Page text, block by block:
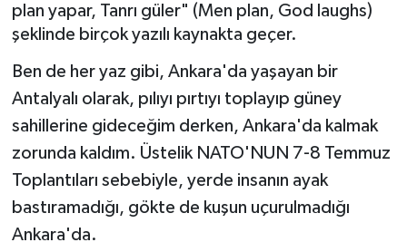
plan yapar, Tanrı güler" (Men plan, God laughs)
şeklinde birçok yazılı kaynakta geçer.
Ben de her yaz gibi, Ankara'da yaşayan bir
Antalyalı olarak, pılıyı pırtıyı toplayıp güney
sahillerine gideceğim derken, Ankara'da kalmak
zorunda kaldım. Üstelik NATO'NUN 7-8 Temmuz
Toplantıları sebebiyle, yerde insanın ayak
bastıramadığı, gökte de kuşun uçurulmadığı
Ankara'da.